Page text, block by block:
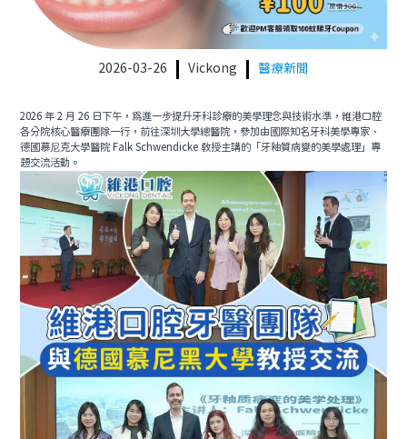
2026-03-26 Vickong 醫療新聞
2026 年 2 月 26 日下午，為進一步提升牙科診療的美學理念與技術水準，維港口腔
各分院核心醫療團隊一行，前往深圳大學總醫院，參加由國際知名牙科美學專家、
德國慕尼克大學醫院 Falk Schwendicke 教授主講的「牙釉質病變的美學處理」專
題交流活動。